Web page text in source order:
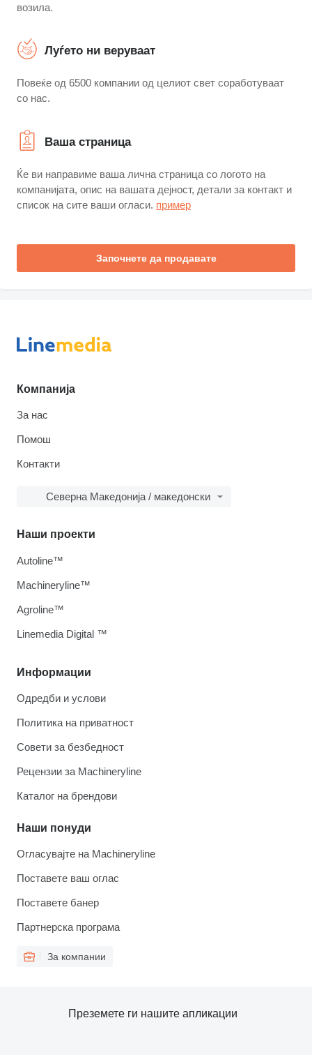
возила.
Луѓето ни веруваат
Повеќе од 6500 компании од целиот свет соработуваат
со нас.
Ваша страница
Ќе ви направиме ваша лична страница со логото на
компанијата, опис на вашата дејност, детали за контакт и
список на сите ваши огласи. пример
Започнете да продавате
Компанија
За нас
Помош
Контакти
Северна Македонија / македонски
Информации
Одредби и услови
Политика на приватност
Совети за безбедност
Рецензии за Machineryline
Каталог на брендови
Наши понуди
Огласувајте на Machineryline
Поставете ваш оглас
Поставете банер
Партнерска програма
За компании
Наши проекти
Autoline™
Machineryline™
Agroline™
Linemedia Digital ™
Преземете ги нашите апликации